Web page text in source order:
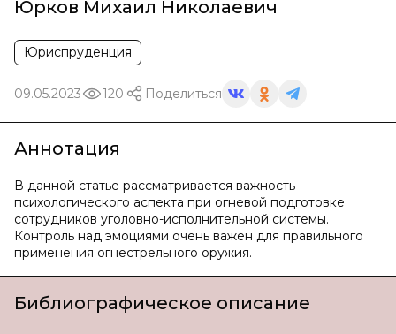
Юрков Михаил Николаевич
Юриспруденция
09.05.2023 120 Поделиться
Аннотация
В данной статье рассматривается важность
психологического аспекта при огневой подготовке
сотрудников уголовно-исполнительной системы.
Контроль над эмоциями очень важен для правильного
применения огнестрельного оружия.
Библиографическое описание